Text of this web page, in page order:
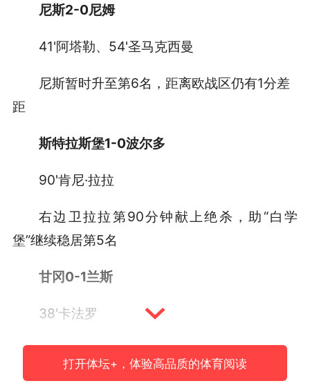
尼斯2-0尼姆
41'阿塔勒、54'圣马克西曼
尼斯暂时升至第6名，距离欧战区仍有1分差
距
斯特拉斯堡1-0波尔多
90'肯尼·拉拉
右边卫拉拉第90分钟献上绝杀，助“白学
堡”继续稳居第5名
甘冈0-1兰斯
38'卡法罗
下半场切尔西旧将吉洛博吉被罚下，甘冈仍
然排名榜尾，距离安全线依然有4分差距
打开体坛+，体验高品质的体育阅读